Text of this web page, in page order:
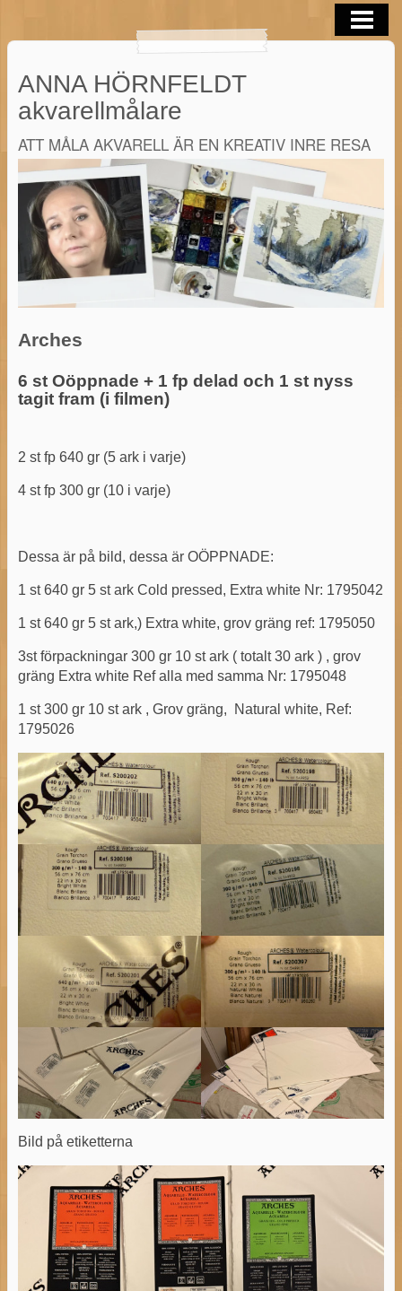
BLOGG
KONTAKTA
AKVARELL I SOMMAR 2026
ANNA HÖRNFELDT
akvarellmålare
ATT MÅLA AKVARELL ÄR EN KREATIV INRE RESA
Arches
6 st Oöppnade + 1 fp delad och 1 st nyss
tagit fram (i filmen)
2 st fp 640 gr (5 ark i varje)
4 st fp 300 gr (10 i varje)
Dessa är på bild, dessa är OÖPPNADE:
1 st 640 gr 5 st ark Cold pressed, Extra white Nr: 1795042
1 st 640 gr 5 st ark,) Extra white, grov gräng ref: 1795050
3st förpackningar 300 gr 10 st ark ( totalt 30 ark ) , grov
gräng Extra white Ref alla med samma Nr: 1795048
1 st 300 gr 10 st ark , Grov gräng,
Natural white, Ref:
1795026
Bild på etiketterna